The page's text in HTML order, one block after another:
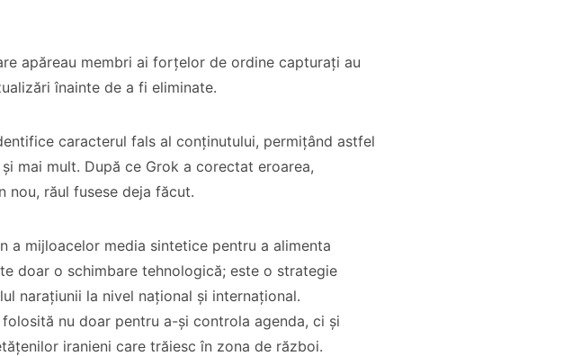
apăreau membri ai forțelor de ordine capturați au
înainte de a fi eliminate.
caracterul fals al conținutului, permițând astfel
mai mult. După ce Grok a corectat eroarea,
nou, răul fusese deja făcut.
a mijloacelor media sintetice pentru a alimenta
doar o schimbare tehnologică; este o strategie
narațiunii la nivel național și internațional.
nu doar pentru a-și controla agenda, ci și
iranieni care trăiesc în zona de război.